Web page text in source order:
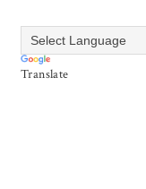
Translate